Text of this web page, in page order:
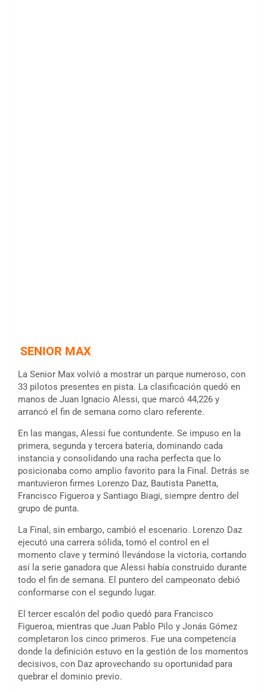
SENIOR MAX
La Senior Max volvió a mostrar un parque numeroso, con
33 pilotos presentes en pista. La clasificación quedó en
manos de Juan Ignacio Alessi, que marcó 44,226 y
arrancó el fin de semana como claro referente.
En las mangas, Alessi fue contundente. Se impuso en la
primera, segunda y tercera batería, dominando cada
instancia y consolidando una racha perfecta que lo
posicionaba como amplio favorito para la Final. Detrás se
mantuvieron firmes Lorenzo Daz, Bautista Panetta,
Francisco Figueroa y Santiago Biagi, siempre dentro del
grupo de punta.
La Final, sin embargo, cambió el escenario. Lorenzo Daz
ejecutó una carrera sólida, tomó el control en el
momento clave y terminó llevándose la victoria, cortando
así la serie ganadora que Alessi había construido durante
todo el fin de semana. El puntero del campeonato debió
conformarse con el segundo lugar.
El tercer escalón del podio quedó para Francisco
Figueroa, mientras que Juan Pablo Pilo y Jonás Gómez
completaron los cinco primeros. Fue una competencia
donde la definición estuvo en la gestión de los momentos
decisivos, con Daz aprovechando su oportunidad para
quebrar el dominio previo.